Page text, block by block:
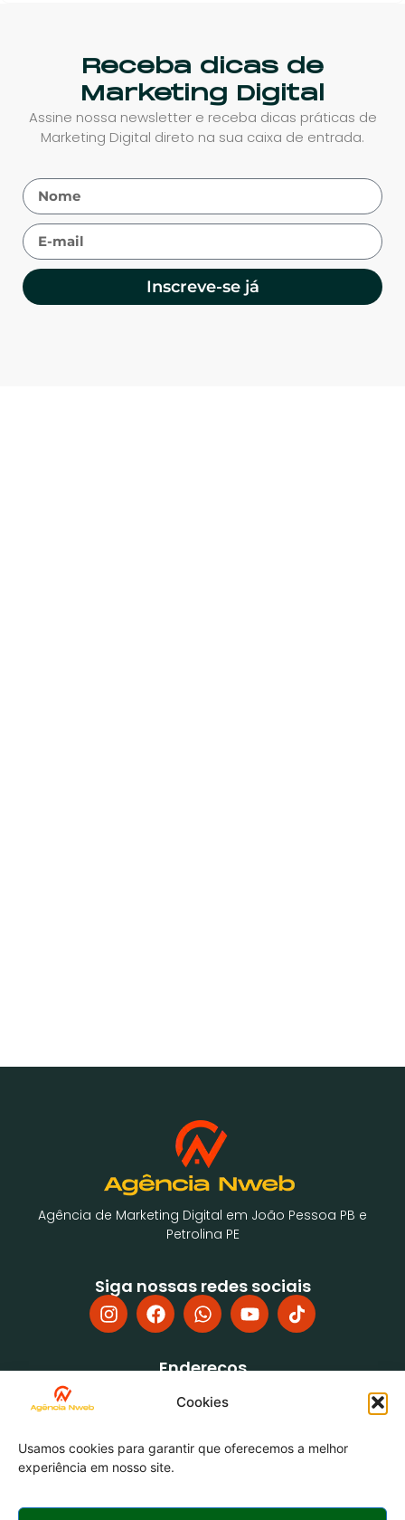
Cookies
Usamos cookies para garantir que oferecemos a melhor
experiência em nosso site.
Receba dicas de
Marketing Digital
Assine nossa newsletter e receba dicas práticas de
Marketing Digital direto na sua caixa de entrada.
Inscreve-se já
Agência de Marketing Digital em João Pessoa PB e
Petrolina PE
Siga nossas redes sociais
Endereços
Rua Pedro Ferreira de Freitas, 39, Jardim Cidade
Universitária, João Pessoa PB, CEP: 58052-755
EMPRESARIAL FRANCISCO DANTAS - Av. da Integração, 550 -
56328-000